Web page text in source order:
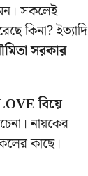
সকলেই
কিনা? ইত্যাদি
সরকার
বিয়ে
নায়কের
কাছে।